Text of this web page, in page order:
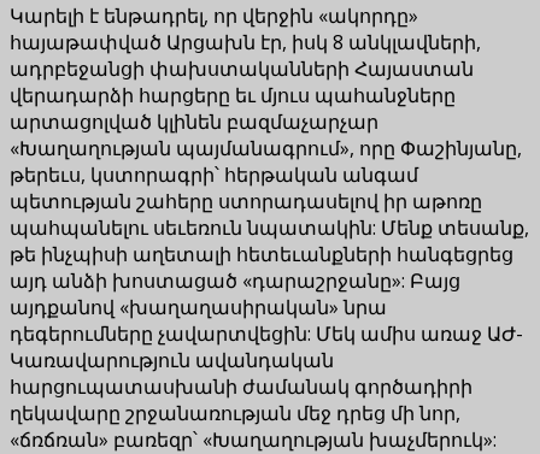
Կարելի է ենթադրել, որ վերջին «ակորդը»
հայաթափված Արցախն էր, իսկ 8 անկլավների,
ադրբեջանցի փախստականների Հայաստան
վերադարձի հարցերը եւ մյուս պահանջները
արտացոլված կլինեն բազմաչարչար
«Խաղաղության պայմանագրում», որը Փաշինյանը,
թերեւս, կստորագրի՝ հերթական անգամ
պետության շահերը ստորադասելով իր աթոռը
պահպանելու սեւեռուն նպատակին: Մենք տեսանք,
թե ինչպիսի աղետալի հետեւանքների հանգեցրեց
այդ անձի խոստացած «դարաշրջանը»: Բայց
այդքանով «խաղաղասիրական» նրա
դեգերումները չավարտվեցին: Մեկ ամիս առաջ ԱԺ-
Կառավարություն ավանդական
հարցուպատասխանի ժամանակ գործադիրի
ղեկավարը շրջանառության մեջ դրեց մի նոր,
«ճռճռան» բառեզր՝ «Խաղաղության խաչմերուկ»: